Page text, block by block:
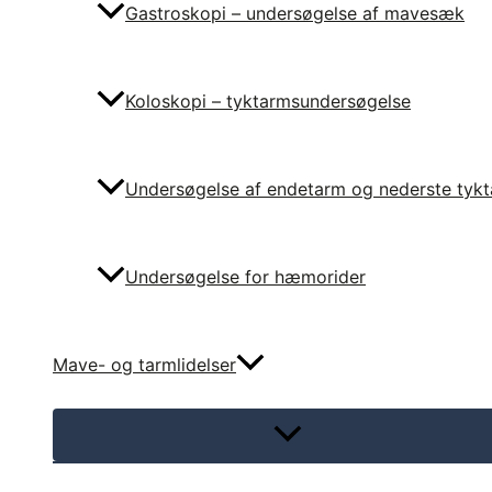
Gastroskopi – undersøgelse af mavesæk
Koloskopi – tyktarmsundersøgelse
Undersøgelse af endetarm og nederste
Undersøgelse for hæmorider
Mave- og tarmlidelser
Menu